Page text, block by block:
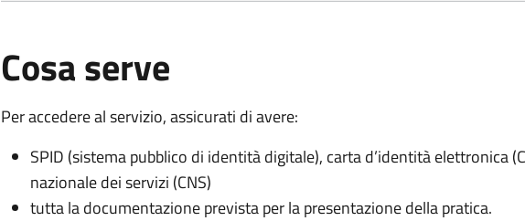
Cosa serve
Per accedere al servizio, assicurati di avere:
SPID (sistema pubblico di identità digitale), carta d’identità elettronica
nazionale dei servizi (CNS)
tutta la documentazione prevista per la presentazione della pratica.